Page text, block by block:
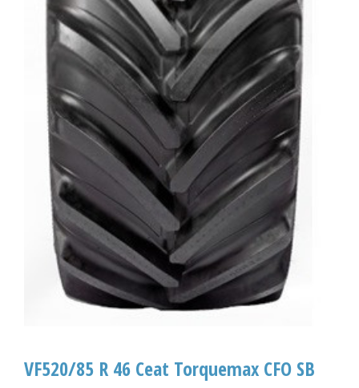
VF520/85 R 46 Ceat Torquemax CFO SB